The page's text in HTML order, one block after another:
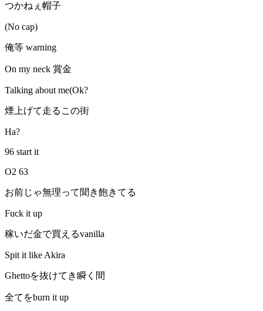
つかねぇ帽子
(No cap)
俺等 warning
On my neck 賞金
Talking about me(Ok?
煙上げて走るこの街
Ha?
96 start it
O2 63
お前じゃ無理って聞き飽きてる
Fuck it up
稼いだ金で買えるvanilla
Spit it like Akira
Ghettoを抜けてき瞬く間
全てをburn it up